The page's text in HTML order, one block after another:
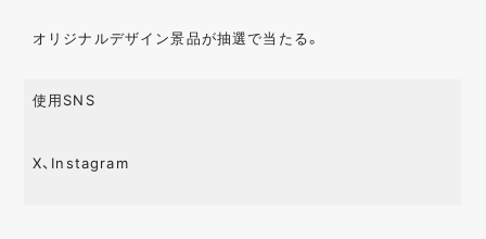
オリジナルデザイン景品が抽選で当たる。
使用SNS
X、Instagram